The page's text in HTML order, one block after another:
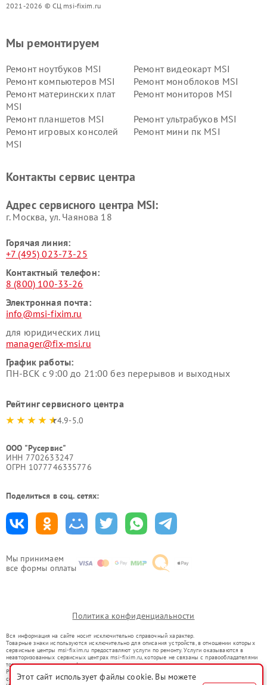
2021-2026 © СЦ msi-fixim.ru
Мы принимаем
все формы оплаты
Мы ремонтируем
Ремонт ноутбуков MSI
Ремонт видеокарт MSI
Ремонт компьютеров MSI
Ремонт моноблоков MSI
Ремонт материнских плат
MSI
Ремонт мониторов MSI
Ремонт планшетов MSI
Ремонт ультрабуков MSI
Ремонт игровых консолей
MSI
Ремонт мини пк MSI
Контакты сервис центра
Адрес сервисного центра MSI:
г. Москва, ул. Чаянова 18
Горячая линия:
+7 (495) 023-73-25
Контактный телефон:
8 (800) 100-33-26
Электронная почта:
info@msi-fixim.ru
для юридических лиц
manager@fix-msi.ru
График работы:
ПН-ВСК с 9:00 до 21:00 без перерывов и выходных
Рейтинг сервисного центра
4.9-5.0
ООО "Русервис"
ИНН 7702633247
ОГРН 1077746335776
Поделиться в соц. сетях:
Политика конфиденциальности
Вся информация на сайте носит исключительно справочный характер.
Товарные знаки используются исключительно для описания устройств, в отношении которых
сервисные центры msi-fixim.ru предоставляют услуги по ремонту. Услуги оказываются в
неавторизованных сервисных центрах msi-fixim.ru, которые не связаны с правообладателями
товарных знаков или их официальными представителями.
Ремонт осуществляется для устройств, уже введенных в гражданский оборот в соответствии
со статьей 1487 ГК РФ.
Этот сайт использует файлы cookie. Вы можете